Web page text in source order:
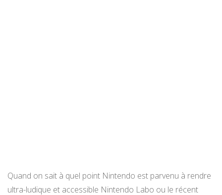
Quand on sait à quel point Nintendo est parvenu à rendre
ultra-ludique et accessible Nintendo Labo ou le récent